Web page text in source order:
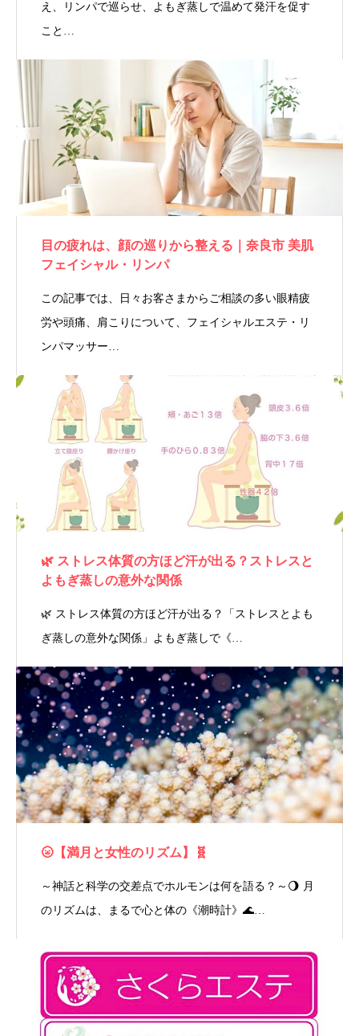
え、リンパで巡らせ、よもぎ蒸しで温めて発汗を促す
こと…
目の疲れは、顔の巡りから整える｜奈良市 美肌
フェイシャル・リンパ
この記事では、日々お客さまからご相談の多い眼精疲
労や頭痛、肩こりについて、フェイシャルエステ・リ
ンパマッサー…
🌿 ストレス体質の方ほど汗が出る？ストレスと
よもぎ蒸しの意外な関係
🌿 ストレス体質の方ほど汗が出る？「ストレスとよも
ぎ蒸しの意外な関係」よもぎ蒸しで《…
🌝【満月と女性のリズム】🧬
～神話と科学の交差点でホルモンは何を語る？～🌖 月
のリズムは、まるで心と体の《潮時計》🌊…